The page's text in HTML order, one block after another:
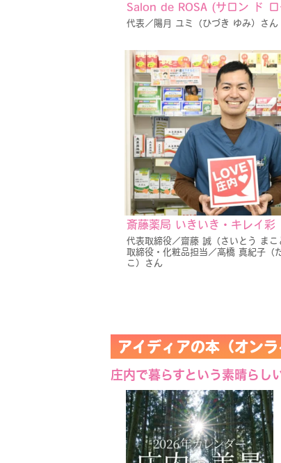
Salon de ROSA (サロン ド ロ
代表／陽月 ユミ（ひづき ゆみ）さん
斎藤薬局 いきいき・キレイ彩
代表取締役／齋藤 誠（さいとう まこ
取締役・化粧品担当／高橋 真紀子（
こ）さん
アイディアの本（オンラ
庄内で暮らすという素晴らし